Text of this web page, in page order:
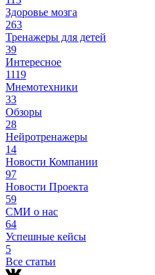
Здоровье мозга
263
Тренажеры для детей
39
Интересное
1119
Мнемотехники
33
Обзоры
28
Нейротренажеры
14
Новости Компании
97
Новости Проекта
59
СМИ о нас
64
Успешные кейсы
5
Все статьи